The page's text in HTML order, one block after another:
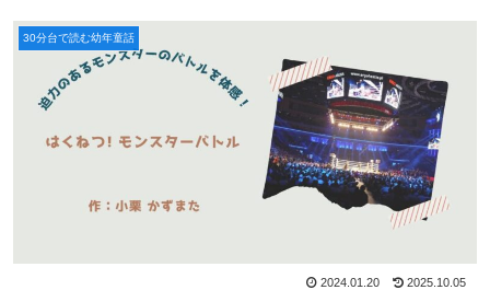
30分台で読む幼年童話
2024.01.20 2025.10.05